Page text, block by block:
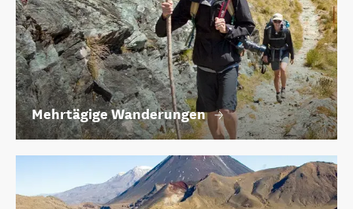
Mehrtägige Wanderungen